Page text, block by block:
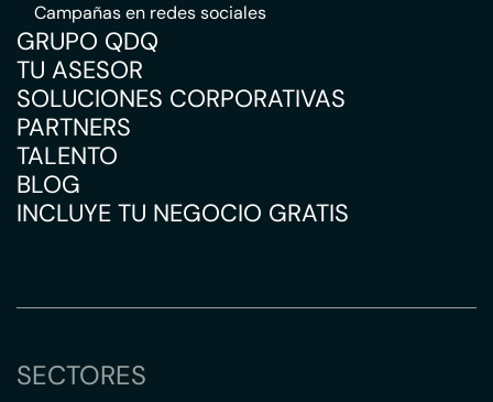
Campañas en redes sociales
GRUPO QDQ
TU ASESOR
SOLUCIONES CORPORATIVAS
PARTNERS
TALENTO
BLOG
INCLUYE TU NEGOCIO GRATIS
SECTORES